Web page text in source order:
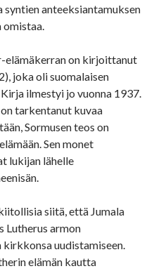
syntien anteeksiantamuksen
omistaa.
elämäkerran on kirjoittanut
joka oli suomalaisen
ilmestyi jo vuonna 1937.
tarkentanut kuvaa
Sormusen teos on
Sen monet
lukijan lähelle
siitä, että Jumala
Lutherus armon
uudistamiseen.
elämän kautta